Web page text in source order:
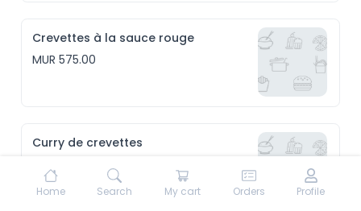
Crevettes à la sauce rouge
MUR 575.00
Curry de crevettes
Home Search My cart Orders Profile